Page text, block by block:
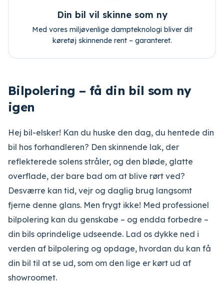
Din bil vil skinne som ny
Med vores miljøvenlige dampteknologi bliver dit
køretøj skinnende rent – garanteret.
Bilpolering – få din bil som ny
igen
Hej bil-elsker! Kan du huske den dag, du hentede din
bil hos forhandleren? Den skinnende lak, der
reflekterede solens stråler, og den bløde, glatte
overflade, der bare bad om at blive rørt ved?
Desværre kan tid, vejr og daglig brug langsomt
fjerne denne glans. Men frygt ikke! Med professionel
bilpolering kan du genskabe – og endda forbedre –
din bils oprindelige udseende. Lad os dykke ned i
verden af bilpolering og opdage, hvordan du kan få
din bil til at se ud, som om den lige er kørt ud af
showroomet.